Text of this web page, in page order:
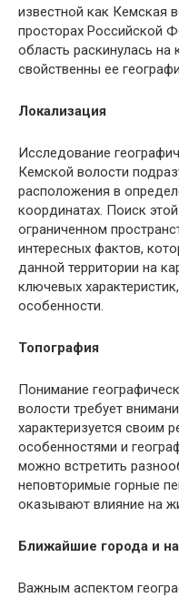
известной как Кемская
просторах Российской
область раскинулась на
свойственны ее
Локализация
Исследование
Кемской волости
расположения в
координатах. Поиск
ограниченном
интересных фактов,
данной территории на
ключевых
особенности.
Топография
Понимание
волости требует
характеризуется своим
особенностями и
можно встретить
неповторимые горные
оказывают влияние на
Ближайшие города и
Важным аспектом